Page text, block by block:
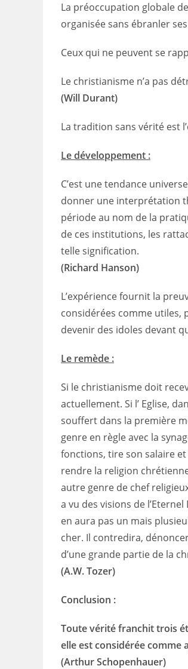
La préoccupation globale
organisée sans ébranler
Ceux qui ne peuvent se
Le christianisme n’a pas
(Will Durant)
La tradition sans vérité est
Le développement :
C’est une tendance
donner une interprétation
période au nom de la
de ces institutions, les
telle signification.
(Richard Hanson)
L’expérience fournit la
considérées comme utiles,
devenir des idoles devant
Le remède :
Si le christianisme doit
actuellement. Si l’ Eglise,
souffert dans la première
genre en règle avec la
fonctions, tire son salaire
rendre la religion
autre genre de chef
a vu des visions de
en aura pas un mais
cher. Il contredira,
d’une grande partie de la
(A.W. Tozer)
Conclusion :
Toute vérité franchit trois
elle est considérée comme
(Arthur Schopenhauer)